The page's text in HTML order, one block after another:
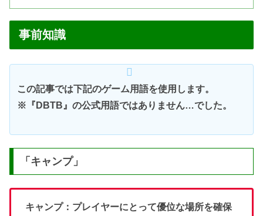
事前知識
この記事では下記のゲーム用語を使用します。
※『DBTB』の公式用語ではありません…でした。
「キャンプ」
キャンプ：プレイヤーにとって優位な場所を確保